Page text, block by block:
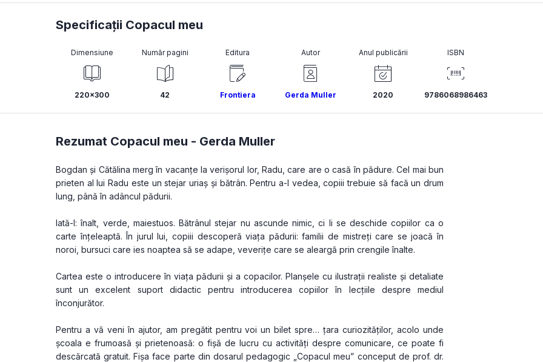
Specificații Copacul meu
Dimensiune
220x300
Număr pagini
42
Editura
Frontiera
Autor
Gerda Muller
Anul publicării
2020
ISBN
9786068986463
Rezumat Copacul meu - Gerda Muller
Bogdan și Cătălina merg în vacanțe la verișorul lor, Radu, care are o casă în pădure. Cel mai bun
prieten al lui Radu este un stejar uriaș și bătrân. Pentru a-l vedea, copiii trebuie să facă un drum
lung, până în adâncul pădurii.
Iată-l: înalt, verde, maiestuos. Bătrânul stejar nu ascunde nimic, ci li se deschide copiilor ca o
carte înțeleaptă. În jurul lui, copiii descoperă viața pădurii: familii de mistreți care se joacă în
noroi, bursuci care ies noaptea să se adape, veverițe care se aleargă prin crengile înalte.
Cartea este o introducere în viața pădurii și a copacilor. Planșele cu ilustrații realiste și detaliate
sunt un excelent suport didactic pentru introducerea copiilor în lecțiile despre mediul
înconjurător.
Pentru a vă veni în ajutor, am pregătit pentru voi un bilet spre… țara curiozităților, acolo unde
școala e frumoasă și prietenoasă: o fișă de lucru cu activități despre comunicare, ce poate fi
descărcată gratuit. Fișa face parte din dosarul pedagogic „Copacul meu” conceput de prof. dr.